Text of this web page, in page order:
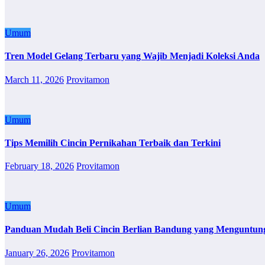
Umum
Tren Model Gelang Terbaru yang Wajib Menjadi Koleksi Anda
March 11, 2026 Provitamon
Umum
Tips Memilih Cincin Pernikahan Terbaik dan Terkini
February 18, 2026 Provitamon
Umum
Panduan Mudah Beli Cincin Berlian Bandung yang
January 26, 2026 Provitamon